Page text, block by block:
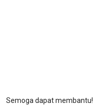
Semoga dapat membantu!